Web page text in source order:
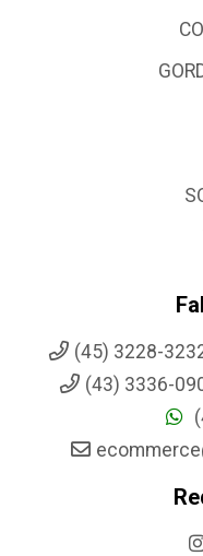
(45) 3228-
(43) 3336-